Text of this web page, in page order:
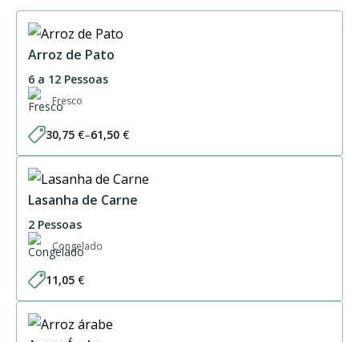
Arroz de Pato
6 a 12 Pessoas
Fresco
30,75 €–61,50 €
Price
range:
through
61,50 €
Lasanha de Carne
2 Pessoas
Congelado
11,05 €